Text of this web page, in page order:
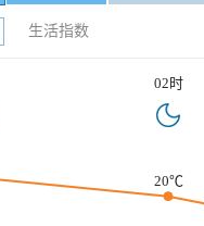
生活指数
02时
20℃